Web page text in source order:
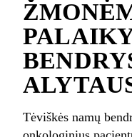
Tėviškės namų